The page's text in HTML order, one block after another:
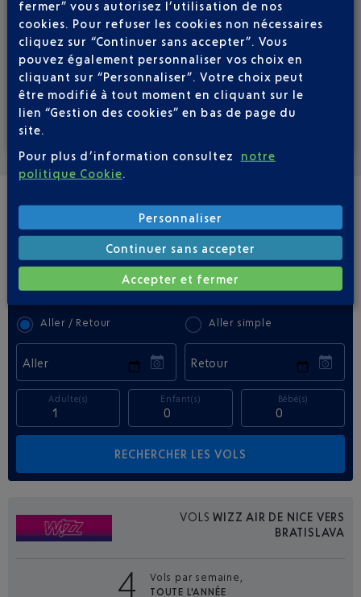
VOLS RÉGULIERS
NICE - BRATISLAVA BTS
Réserver un vol 66€
Aller / Retour Aller simple
Aller Retour
Adulte(s) Enfant(s) Bébé(s)
VOLSWIZZ AIR DE NICE VERS
BRATISLAVA
4
Vols par semaine,
TOUTE L'ANNÉE
fermer” vous autorisez l’utilisation de nos
cookies. Pour refuser les cookies non nécessaires
cliquez sur “Continuer sans accepter”. Vous
pouvez également personnaliser vos choix en
cliquant sur “Personnaliser”. Votre choix peut
être modifié à tout moment en cliquant sur le
lien “Gestion des cookies” en bas de page du
site.
Pour plus d’information consultez
notre
politique Cookie.
Personnaliser
Continuer sans accepter
Accepter et fermer